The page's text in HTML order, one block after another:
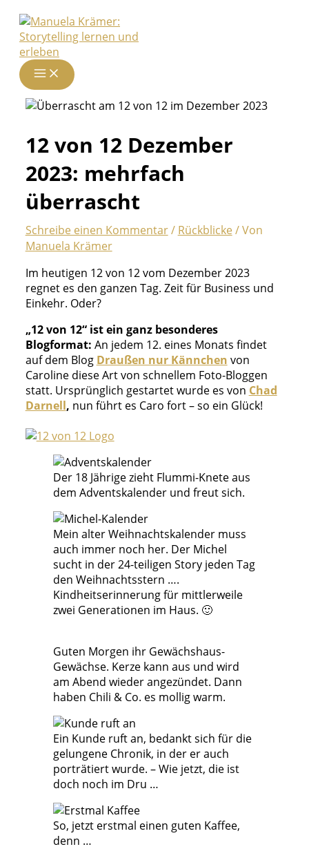
Zum
Inhalt
springen
12 von 12 Dezember
2023: mehrfach
überrascht
Schreibe einen Kommentar/ Rückblicke/ Von
Manuela Krämer
Im heutigen 12 von 12 vom Dezember 2023
regnet es den ganzen Tag. Zeit für Business und
Einkehr. Oder?
„12 von 12“ ist ein ganz besonderes
Blogformat: An jedem 12. eines Monats findet
auf dem Blog Draußen nur Kännchen von
Caroline diese Art von schnellem Foto-Bloggen
statt. Ursprünglich gestartet wurde es von Chad
Darnell, nun führt es Caro fort – so ein Glück!
Der 18 Jährige zieht Flummi-Knete aus
dem Adventskalender und freut sich.
Mein alter Weihnachtskalender muss
auch immer noch her. Der Michel
sucht in der 24-teiligen Story jeden Tag
den Weihnachtsstern ….
Kindheitserinnerung für mittlerweile
zwei Generationen im Haus. 🙂
Guten Morgen ihr Gewächshaus-
Gewächse. Kerze kann aus und wird
am Abend wieder angezündet. Dann
haben Chili & Co. es mollig warm.
Ein Kunde ruft an, bedankt sich für die
gelungene Chronik, in der er auch
porträtiert wurde. – Wie jetzt, die ist
doch noch im Dru …
So, jetzt erstmal einen guten Kaffee,
denn …